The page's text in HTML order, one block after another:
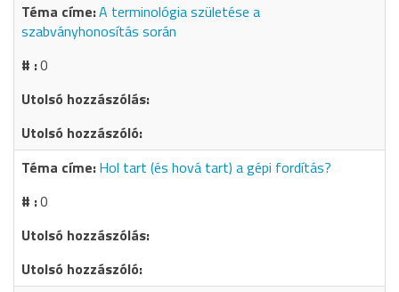
A terminológia születése a
szabványhonosítás során
0
Hol tart (és hová tart) a gépi fordítás?
0